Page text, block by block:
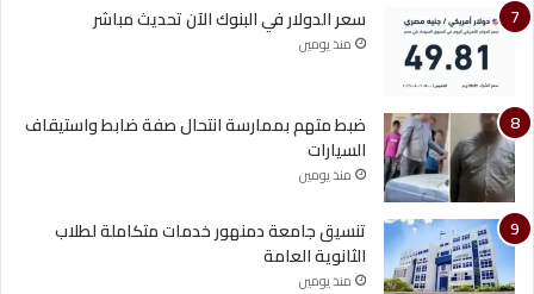
سعر الدولار في البنوك الآن تحديث مباشر
منذ يومين
ضبط متهم بممارسة انتحال صفة ضابط واستيقاف
السيارات
منذ يومين
تنسيق جامعة دمنهور خدمات متكاملة لطلاب
الثانوية العامة
منذ يومين